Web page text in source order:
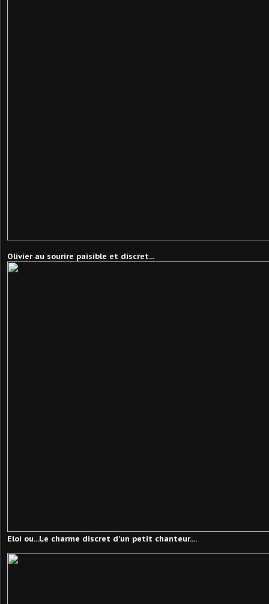
Olivier au sourire paisible et discret...
Eloi ou...Le charme discret d'un petit chanteur....